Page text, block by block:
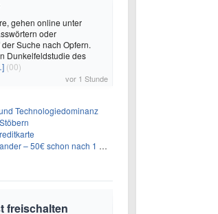
gehen online unter
oder
Suche nach Opfern.
Dunkelfeldstudie des
(00)
vor 1 Stunde
Technologiedominanz
50€ schon nach 1 Woche!
freischalten